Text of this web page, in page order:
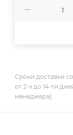
Сроки доставки
от 2-х до 14-ти
менеджера).